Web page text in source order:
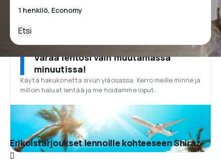
Etsi
Varaa lentosi vain muutamassa
minuutissa!
Käytä hakukonetta sivun yläosassa. Kerro meille minne ja
milloin haluat lentää ja me hoidamme loput.
Erikoistarjoukset lennoille kohteeseen Shiraz